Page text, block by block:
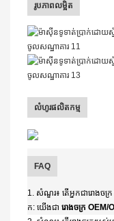
រូបភាពលម្អិត
លំហូរផលិតកម្ម
FAQ
1. សំណួរ៖ តើអ្នកជារោងចក្
ក: យើងជា រោងចក្រ OEM/